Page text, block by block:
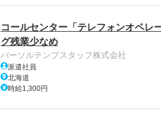
コールセンター「テレフォンオペレ
グ残業少なめ
パーソルテンプスタッフ株式会社
派遣社員
北海道
時給1,300円